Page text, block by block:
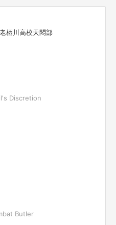
栖川高校天悶部
Discretion
Butler